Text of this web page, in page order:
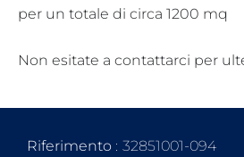
per un totale di circa 1200 mq
Non esitate a contattarci per
Riferimento
32851001-094